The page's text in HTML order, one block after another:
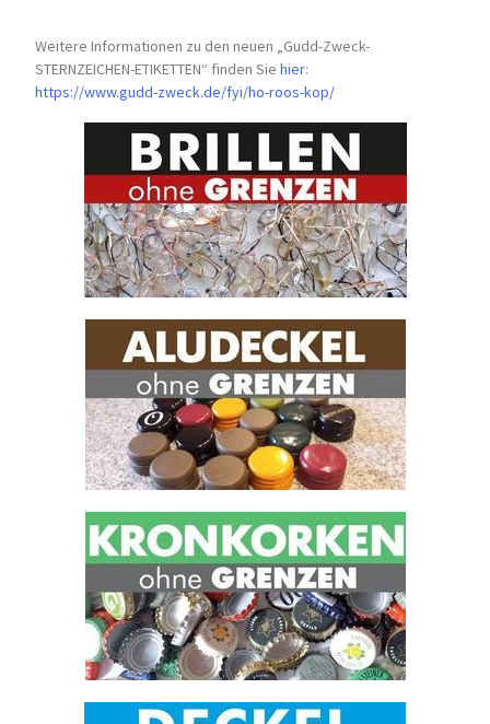
Weitere Informationen zu den neuen „Gudd-Zweck-
STERNZEICHEN-ETIKETTEN“ finden Siehier:
https://www.gudd-zweck.de/fyi/ho-roos-kop/